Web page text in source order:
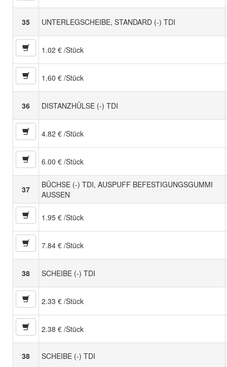
35 UNTERLEGSCHEIBE, STANDARD (-) TDI
1.02 € /Stück
1.60 € /Stück
36 DISTANZHÜLSE (-) TDI
4.82 € /Stück
6.00 € /Stück
37
BÜCHSE (-) TDI, AUSPUFF BEFESTIGUNGSGUMMI
AUSSEN
1.95 € /Stück
7.84 € /Stück
38 SCHEIBE (-) TDI
2.33 € /Stück
2.38 € /Stück
38 SCHEIBE (-) TDI